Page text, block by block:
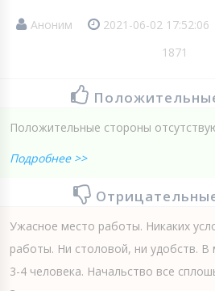
Аноним 2021-06-02 17:52:06
1871
Положительные стороны
Подробнее >>
Ужасное место работы. Никаких
работы. Ни столовой, ни удобств. В
3-4 человека. Начальство все